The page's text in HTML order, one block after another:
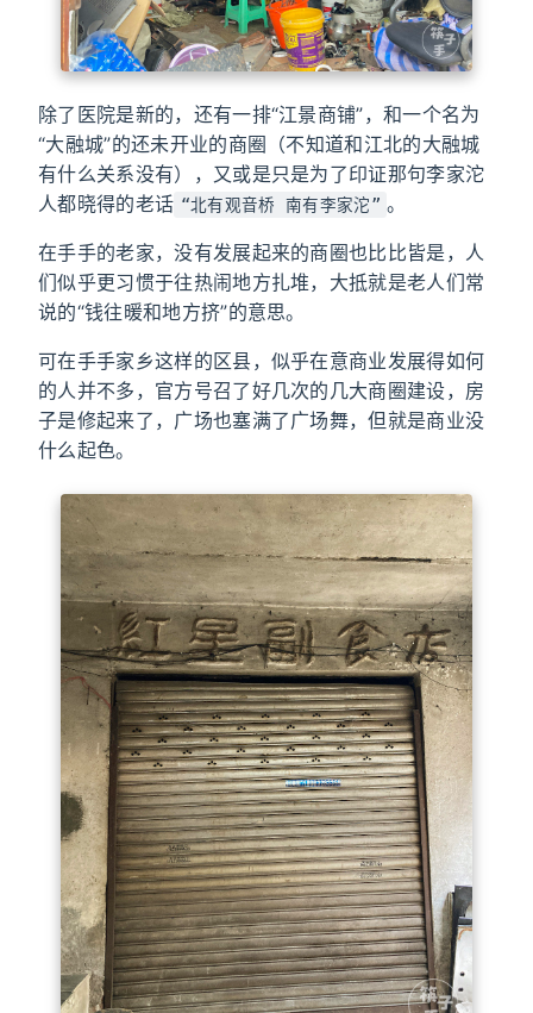
除了医院是新的，还有一排“江景商铺”，和一个名为
“大融城”的还未开业的商圈（不知道和江北的大融城
有什么关系没有），又或是只是为了印证那句李家沱
人都晓得的老话 “北有观音桥 南有李家沱” 。
在手手的老家，没有发展起来的商圈也比比皆是，人
们似乎更习惯于往热闹地方扎堆，大抵就是老人们常
说的“钱往暖和地方挤”的意思。
可在手手家乡这样的区县，似乎在意商业发展得如何
的人并不多，官方号召了好几次的几大商圈建设，房
子是修起来了，广场也塞满了广场舞，但就是商业没
什么起色。